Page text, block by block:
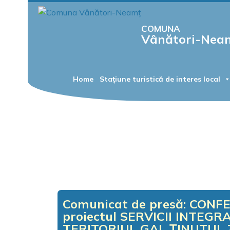
COMUNA
Vânători-
Home Stațiune turistică de interes local
Comunicat de presă:
proiectul SERVICII